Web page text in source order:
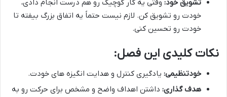
تشویق خود: وقتی یه کار کوچیک رو هم درست انجام دادی،
خودت رو تشویق کن. لازم نیست حتماً یه اتفاق بزرگ بیفته تا
خودت رو تحسین کنی.
نکات کلیدی این فصل:
خودتنظیمی: یادگیری کنترل و هدایت انگیزه های خودت.
هدف گذاری: داشتن اهداف واضح و مشخص برای حرکت رو به